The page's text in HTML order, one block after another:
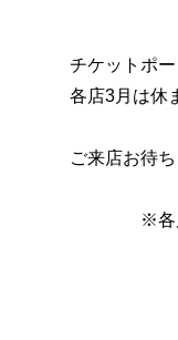
チケットポ
各店3月は休
ご来店お待
※各店の